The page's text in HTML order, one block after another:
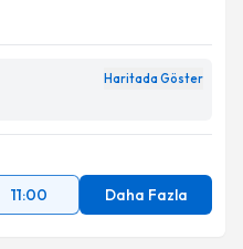
Haritada Göster
11:00 Daha Fazla